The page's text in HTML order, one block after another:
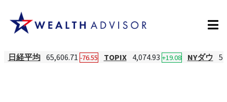
日経平均 65,606.71 -76.55 TOPIX 4,074.93 +19.08 NYダウ